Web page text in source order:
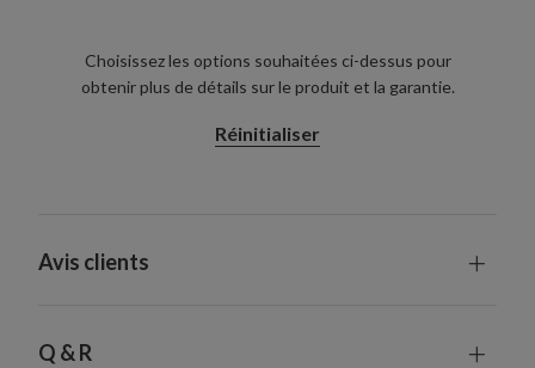
Choisissez les options souhaitées ci-dessus pour
obtenir plus de détails sur le produit et la garantie.
Réinitialiser
Avis clients
Q & R